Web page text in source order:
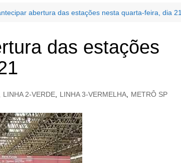
abertura das estações nesta quarta-feira, dia 21
das estações
LINHA 2-VERDE LINHA 3-VERMELHA METRÔ SP